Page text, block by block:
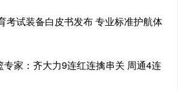
考试装备白皮书发布 专业标准护航体
专家：齐大力9连红连擒串关 周通4连